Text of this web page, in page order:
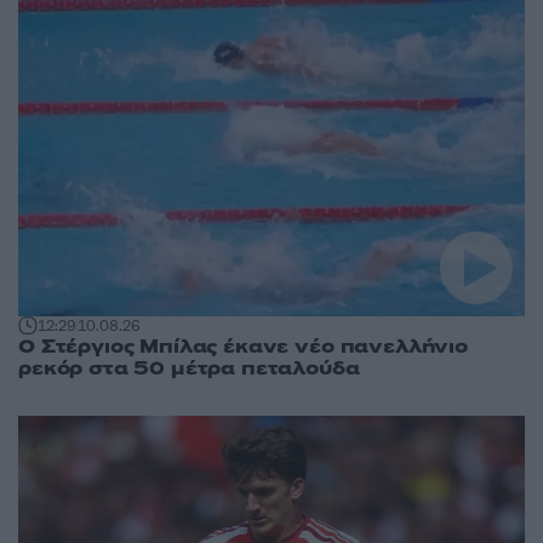
12:2910.08.26
Ο Στέργιος Μπίλας έκανε νέο πανελλήνιο
ρεκόρ στα 50 μέτρα πεταλούδα